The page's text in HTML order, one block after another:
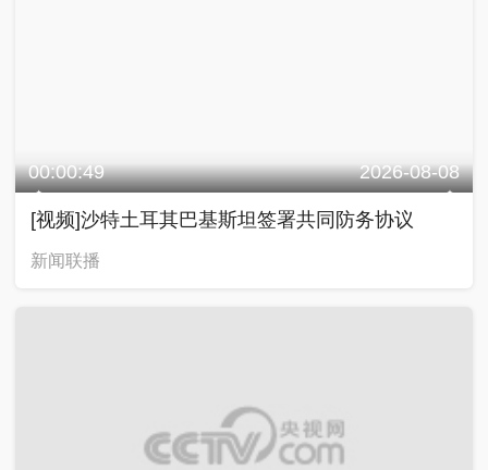
00:00:49 2026-08-08
[视频]沙特土耳其巴基斯坦签署共同防务协议
新闻联播